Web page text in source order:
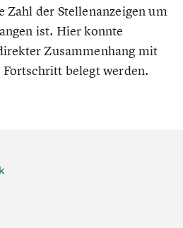
Zahl der Stellenanzeigen um
ist. Hier konnte
Zusammenhang mit
belegt werden.